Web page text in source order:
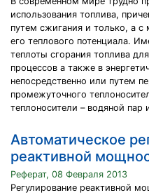
использования топлива,
путем сжигания и только, а
его теплового потенциала.
теплоты сгорания топлива
процессов а также в
непосредственно или путем
промежуточного
теплоносители – водяной пар
Автоматическое
реактивной
Реферат, 08 Февраля 2013
Регулирование реактивной